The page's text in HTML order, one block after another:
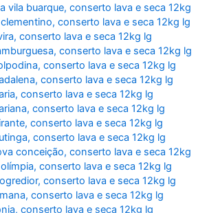
vila buarque,conserto lava e seca 12kg
,conserto lava e seca 12kg lg
,conserto lava e seca 12kg lg
,conserto lava e seca 12kg lg
,conserto lava e seca 12kg lg
,conserto lava e seca 12kg lg
,conserto lava e seca 12kg lg
,conserto lava e seca 12kg lg
,conserto lava e seca 12kg lg
,conserto lava e seca 12kg lg
conceição,conserto lava e seca 12kg
,conserto lava e seca 12kg lg
,conserto lava e seca 12kg lg
,conserto lava e seca 12kg lg
,conserto lava e seca 12kg lg